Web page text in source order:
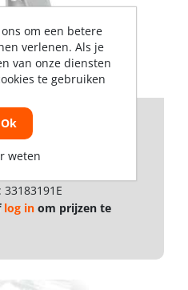
en een
log in om prijzen te
om een betere
verlenen. Als je
van onze diensten
te gebruiken
Ok
weten